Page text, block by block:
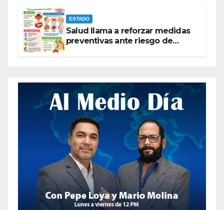
ESTADO
Salud llama a reforzar medidas
preventivas ante riesgo de